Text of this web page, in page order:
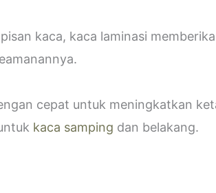
kaca, kaca laminasi
cepat untuk meningkatkan
kaca samping dan belakang.